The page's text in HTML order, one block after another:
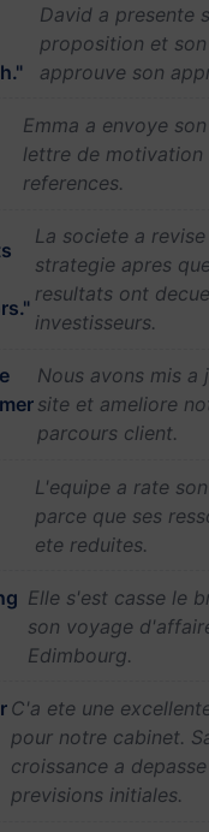
David a presente
proposition et
approuve son
Emma a envoye
lettre de motivation
references.
La societe a
strategie apres
resultats ont
investisseurs.
Nous avons mis a
site et ameliore
parcours client.
L'equipe a rate
parce que ses
ete reduites.
Elle s'est casse le
son voyage
Edimbourg.
C'a ete une
pour notre cabinet.
croissance a
previsions initiales.